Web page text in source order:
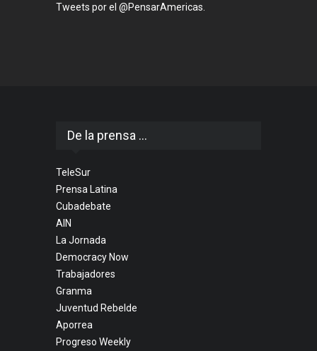
Tweets por el @PensarAmericas.
De la prensa ...
TeleSur
Prensa Latina
Cubadebate
AIN
La Jornada
Democracy Now
Trabajadores
Granma
Juventud Rebelde
Aporrea
Progreso Weekly